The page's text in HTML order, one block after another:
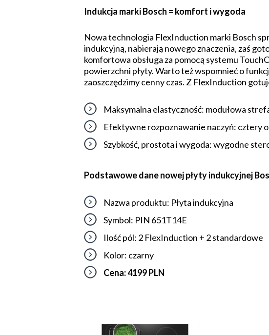
Indukcja marki Bosch = komfort i wygoda
Nowa technologia FlexInduction marki Bosch
indukcyjną, nabierają nowego znaczenia, zaś
komfortowa obsługa za pomocą systemu
powierzchni płyty. Warto też wspomnieć o
zaoszczędzimy cenny czas. Z FlexInduction
Maksymalna elastyczność: modułowa
Efektywne rozpoznawanie naczyń: cztery
Szybkość, prostota i wygoda: wygodne
Podstawowe dane nowej płyty indukcyjnej
Nazwa produktu: Płyta indukcyjna
Symbol: PIN 651T14E
Ilość pól: 2 FlexInduction + 2 standardowe
Kolor: czarny
Cena: 4199 PLN